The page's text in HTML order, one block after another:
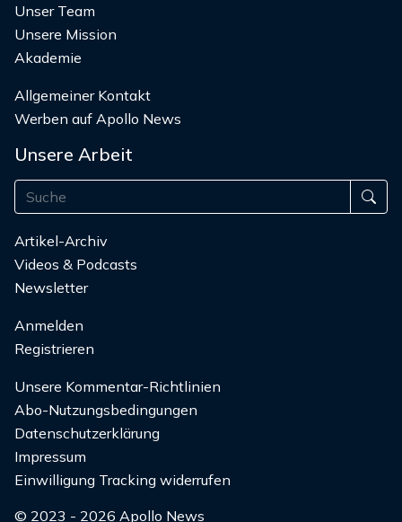
Unser Team
Unsere Mission
Akademie
Allgemeiner Kontakt
Werben auf Apollo News
Unsere Arbeit
Artikel-Archiv
Videos & Podcasts
Newsletter
Anmelden
Registrieren
Unsere Kommentar-Richtlinien
Abo-Nutzungsbedingungen
Datenschutzerklärung
Impressum
Einwilligung Tracking widerrufen
© 2023 - 2026 Apollo News